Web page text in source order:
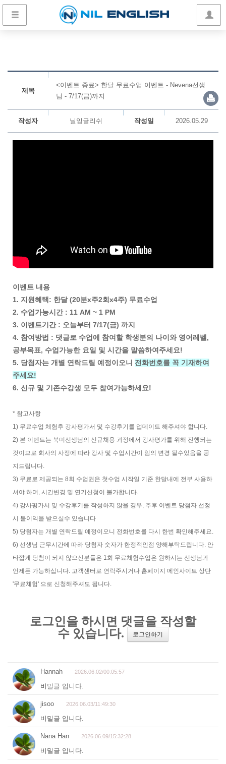
제목
<이벤트 종료> 한달 무료수업 이벤트 - Nevena선생
님 - 7/17(금)까지
작성자 닐잉글리쉬 작성일 2026.05.29
이벤트 내용
1. 지원혜택: 한달 (20분x주2회x4주) 무료수업
2. 수업가능시간 : 11 AM ~ 1 PM
3. 이벤트기간 : 오늘부터 7/17(금) 까지
4. 참여방법 : 댓글로 수업에 참여할 학생분의 나이와 영어레벨,
공부목표, 수업가능한 요일 및 시간을 말씀하여주세요!
5. 당첨자는 개별 연락드릴 예정이오니 전화번호를 꼭 기재하여
주세요!
6. 신규 및 기존수강생 모두 참여가능하세요!
* 참고사항
1) 무료수업 체험후 강사평가서 및 수강후기를 업데이트 해주셔야 합니다.
2) 본 이벤트는 북미선생님의 신규채용 과정에서 강사평가를 위해 진행되는
것이므로 회사의 사정에 따라 강사 및 수업시간이 임의 변경 될수있음을 공
지드립니다.
3) 무료로 제공되는 8회 수업권은 첫수업 시작일 기준 한달내에 전부 사용하
셔야 하며, 시간변경 및 연기신청이 불가합니다.
4) 강사평가서 및 수강후기를 작성하지 않을 경우, 추후 이벤트 당첨자 선정
시 불이익을 받으실수 있습니다
5) 당첨자는 개별 연락드릴 예정이오니 전화번호를 다시 한번 확인해주세요.
6) 선생님 근무시간에 따라 당첨자 숫자가 한정적인점 양해부탁드립니다. 안
타깝게 당첨이 되지 않으신분들은 1회 무료체험수업은 원하시는 선생님과
언제든 가능하십니다. 고객센터로 연락주시거나 홈페이지 메인사이트 상단
'무료체험' 으로 신청해주셔도 됩니다.